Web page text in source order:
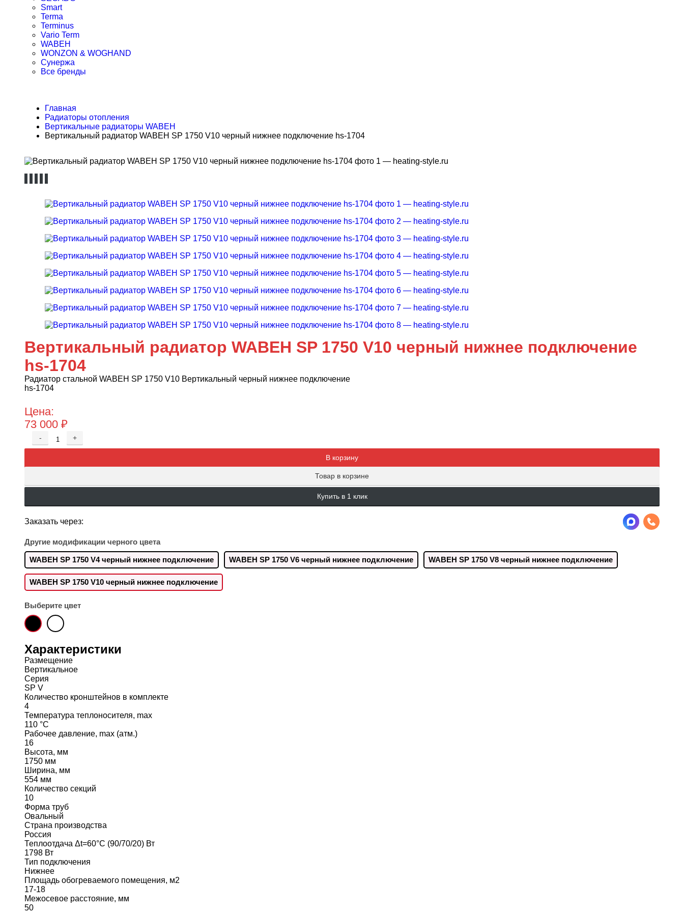
Smart
Terma
Terminus
Vario Term
WABEH
WONZON & WOGHAND
Сунержа
Все бренды
Главная
Радиаторы отопления
Вертикальные радиаторы WABEH
Вертикальный радиатор WABEH SP 1750 V10 черный нижнее подключение hs-1704
Вертикальный радиатор WABEH SP 1750 V10 черный нижнее подключение
hs-1704
Радиатор стальной WABEH SP 1750 V10 Bертикальный черный нижнее подключение
hs-1704
Цена:
73 000 ₽
- +
В корзину
Товар в корзине
Купить в 1 клик
Заказать через:
Другие модификации черного цвета
WABEH SP 1750 V4 черный нижнее подключение WABEH SP 1750 V6 черный нижнее подключение WABEH SP 1750 V8 черный нижнее подключение
WABEH SP 1750 V10 черный нижнее подключение
Выберите цвет
Характеристики
Размещение
Вертикальное
Серия
SP V
Количество кронштейнов в комплекте
4
Температура теплоносителя, max
110 °C
Рабочее давление, max (атм.)
16
Высота, мм
1750 мм
Ширина, мм
554 мм
Количество секций
10
Форма труб
Овальный
Страна производства
Россия
Теплоотдача Δt=60°C (90/70/20) Вт
1798 Вт
Тип подключения
Нижнее
Площадь обогреваемого помещения, м2
17-18
Межосевое расстояние, мм
50